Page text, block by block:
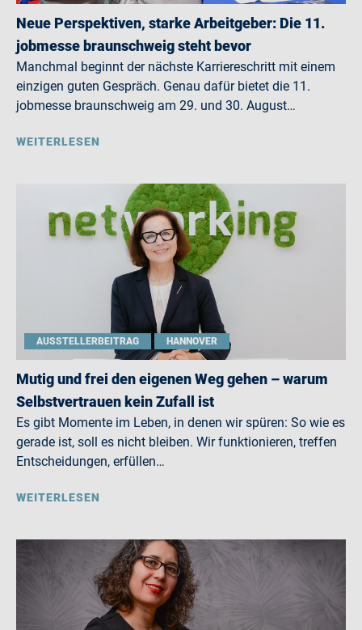
Neue Perspektiven, starke Arbeitgeber: Die 11.
jobmesse braunschweig steht bevor
Manchmal beginnt der nächste Karriereschritt mit einem
einzigen guten Gespräch. Genau dafür bietet die 11.
jobmesse braunschweig am 29. und 30. August…
WEITERLESEN
AUSSTELLERBEITRAG HANNOVER
Mutig und frei den eigenen Weg gehen – warum
Selbstvertrauen kein Zufall ist
Es gibt Momente im Leben, in denen wir spüren: So wie es
gerade ist, soll es nicht bleiben. Wir funktionieren, treffen
Entscheidungen, erfüllen…
WEITERLESEN